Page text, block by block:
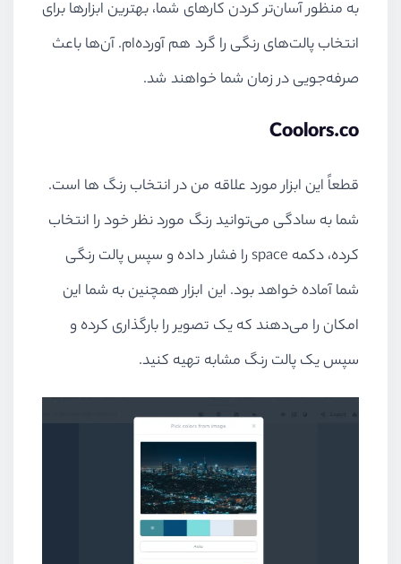
به منظور آسان‌تر کردن کارهای شما، بهترین ابزارها برای
انتخاب پالت‌های رنگی را گرد هم آورده‌ام. آن‌ها باعث
صرفه‌جویی در زمان شما خواهند شد.
Coolors.co
قطعاً این ابزار مورد علاقه من در انتخاب رنگ ها است.
شما به سادگی می‌توانید رنگ مورد نظر خود را انتخاب
کرده، دکمه space را فشار داده و سپس پالت رنگی
شما آماده خواهد بود. این ابزار همچنین به شما این
امکان را می‌دهند که یک تصویر را بارگذاری کرده و
سپس یک پالت رنگ مشابه تهیه کنید.